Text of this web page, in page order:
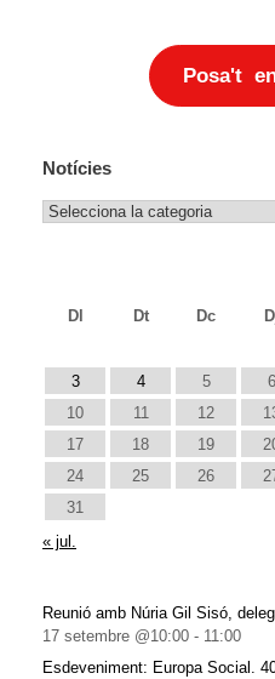
Posa't
Notícies
Notícies
Dl
Dt Dc
3
4 5 6
10
11 12
17
18 19
24
25 26
31
« jul.
Reunió amb Núria Gil Sisó,
17 setembre @10:00 - 11:00
Esdeveniment: Europa Social.